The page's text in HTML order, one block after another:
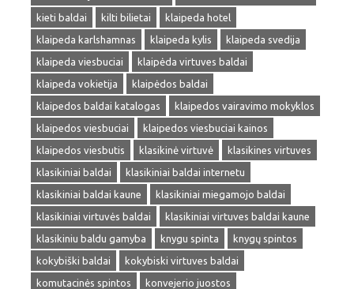
kieti baldai
kilti bilietai
klaipeda hotel
klaipeda karlshamnas
klaipeda kylis
klaipeda svedija
klaipeda viesbuciai
klaipėda virtuves baldai
klaipeda vokietija
klaipėdos baldai
klaipedos baldai katalogas
klaipedos vairavimo mokyklos
klaipedos viesbuciai
klaipedos viesbuciai kainos
klaipedos viesbutis
klasikinė virtuvė
klasikines virtuves
klasikiniai baldai
klasikiniai baldai internetu
klasikiniai baldai kaune
klasikiniai miegamojo baldai
klasikiniai virtuvės baldai
klasikiniai virtuves baldai kaune
klasikiniu baldu gamyba
knygu spinta
knygų spintos
kokybiški baldai
kokybiski virtuves baldai
komutacinės spintos
konvejerio juostos